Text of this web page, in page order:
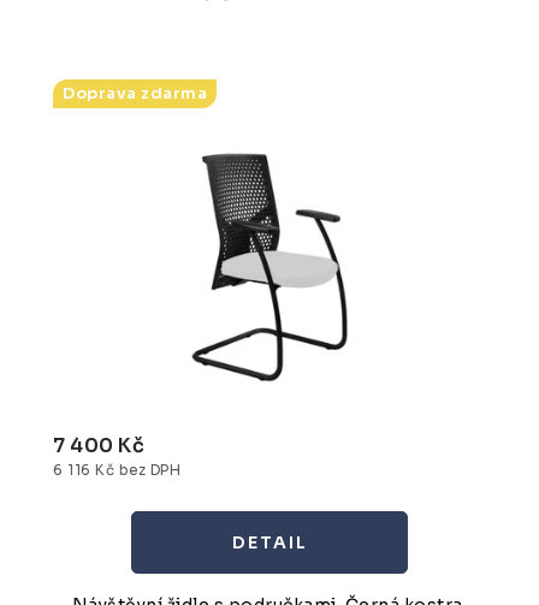
Doprava zdarma
6 116 Kč bez DPH
7 400 Kč